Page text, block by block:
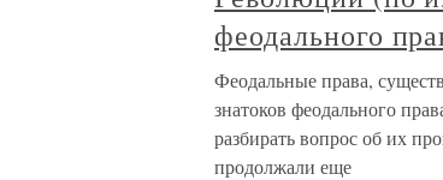
феодального
Феодальные права,
знатоков феодального
разбирать вопрос об их
продолжали еще